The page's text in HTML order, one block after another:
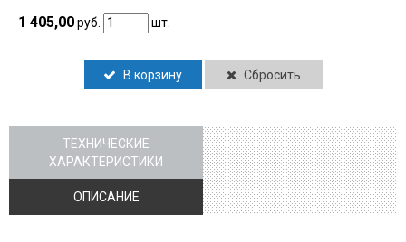
1 405,00руб. шт.
В корзину Сбросить
ТЕХНИЧЕСКИЕ
ХАРАКТЕРИСТИКИ
ОПИСАНИЕ